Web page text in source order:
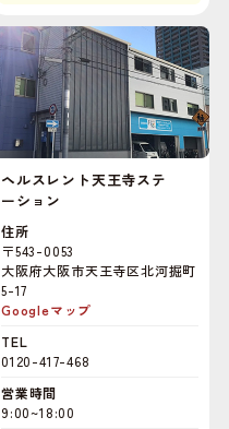
ヘルスレント天王寺ステ
ーション
住所
〒543-0053
大阪府大阪市天王寺区北河掘町
5-17
Googleマップ
TEL
0120-417-468
営業時間
9:00~18:00